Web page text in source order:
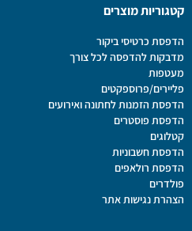
קטגוריות מוצרים
הדפסת כרטיסי ביקור
מדבקות להדפסה לכל צורך
מעטפות
פליירים/פרוספקטים
הדפסת הזמנות לחתונה ואירועים
הדפסת פוסטרים
קטלוגים
הדפסת חשבוניות
הדפסת רולאפים
פולדרים
הצהרת נגישות אתר